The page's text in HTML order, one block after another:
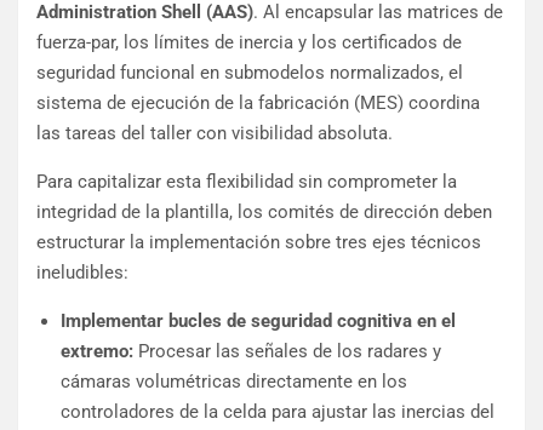
Administration Shell (AAS). Al encapsular las matrices de
fuerza-par, los límites de inercia y los certificados de
seguridad funcional en submodelos normalizados, el
sistema de ejecución de la fabricación (MES) coordina
las tareas del taller con visibilidad absoluta.
Para capitalizar esta flexibilidad sin comprometer la
integridad de la plantilla, los comités de dirección deben
estructurar la implementación sobre tres ejes técnicos
ineludibles:
Implementar bucles de seguridad cognitiva en el
extremo: Procesar las señales de los radares y
cámaras volumétricas directamente en los
controladores de la celda para ajustar las inercias del